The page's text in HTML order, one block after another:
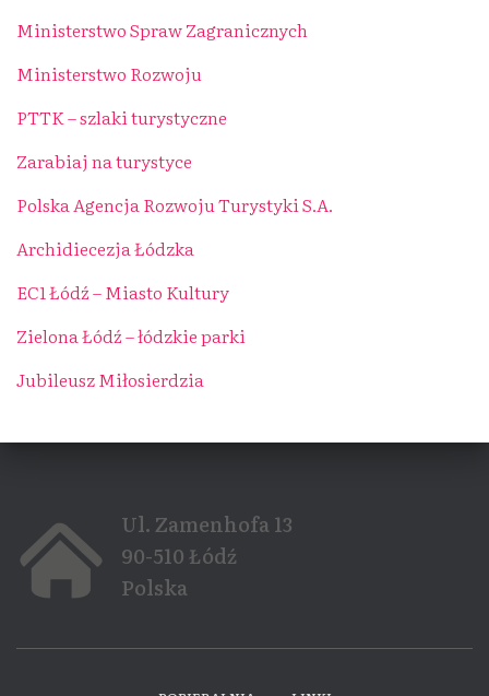
Ministerstwo Spraw Zagranicznych
Ministerstwo Rozwoju
PTTK – szlaki turystyczne
Zarabiaj na turystyce
Polska Agencja Rozwoju Turystyki S.A.
Archidiecezja Łódzka
EC1 Łódź – Miasto Kultury
Zielona Łódź – łódzkie parki
Jubileusz Miłosierdzia
Ul. Zamenhofa 13
90-510 Łódź
Polska